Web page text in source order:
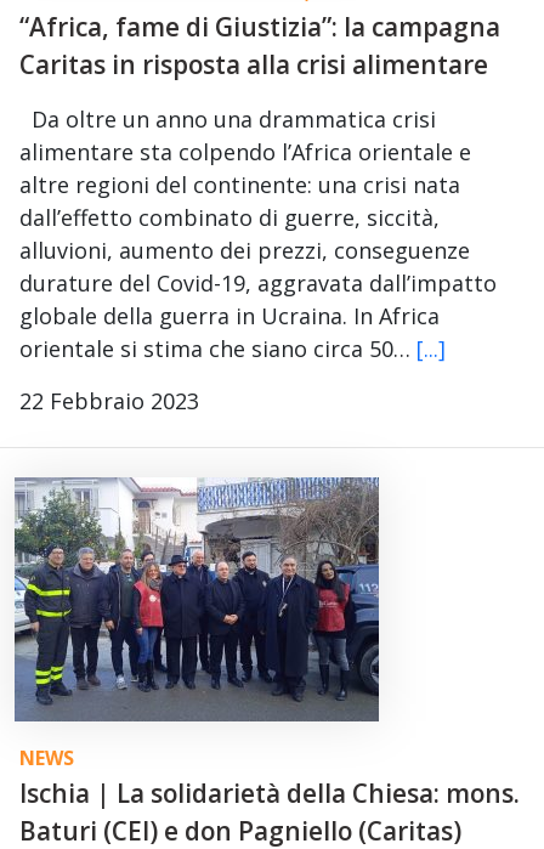
“Africa, fame di Giustizia”: la campagna
Caritas in risposta alla crisi alimentare
Da oltre un anno una drammatica crisi
alimentare sta colpendo l’Africa orientale e
altre regioni del continente: una crisi nata
dall’effetto combinato di guerre, siccità,
alluvioni, aumento dei prezzi, conseguenze
durature del Covid-19, aggravata dall’impatto
globale della guerra in Ucraina. In Africa
orientale si stima che siano circa 50… [...]
22 Febbraio 2023
NEWS
Ischia | La solidarietà della Chiesa: mons.
Baturi (CEI) e don Pagniello (Caritas)